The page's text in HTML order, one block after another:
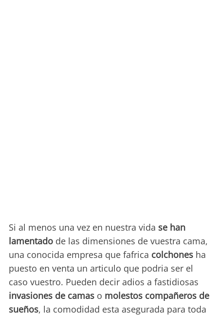
Si al menos una vez en nuestra vida se han
lamentado de las dimensiones de vuestra cama,
una conocida empresa que fafrica colchones ha
puesto en venta un articulo que podria ser el
caso vuestro. Pueden decir adios a fastidiosas
invasiones de camas o molestos compañeros de
sueños, la comodidad esta asegurada para toda